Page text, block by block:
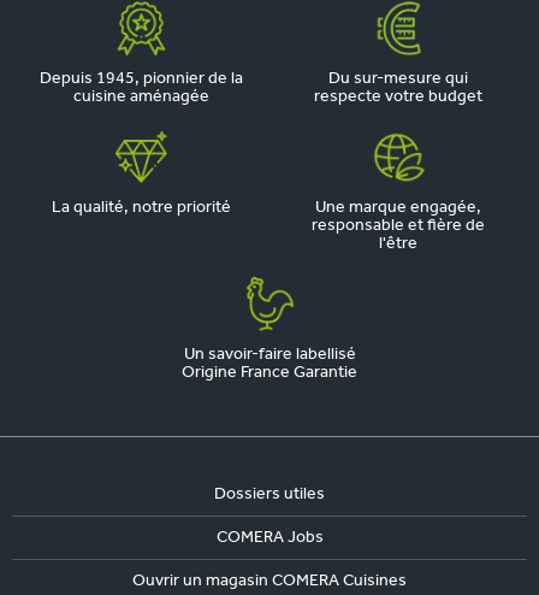
Depuis 1945, pionnier de la
cuisine aménagée
Du sur-mesure qui
respecte votre budget
La qualité, notre priorité
Une marque engagée,
responsable et fière de
l'être
Un savoir-faire labellisé
Origine France Garantie
Dossiers utiles
COMERA Jobs
Ouvrir un magasin COMERA Cuisines